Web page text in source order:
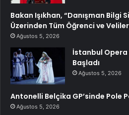
Bakan Işıkhan, “Danışman Bilgi
Üzerinden Tüm Öğrenci ve
Ağustos 5, 2026
İstanbul Opera
Başladı
Ağustos 5, 2026
Antonelli Belçika GP’sinde Pole
Ağustos 5, 2026